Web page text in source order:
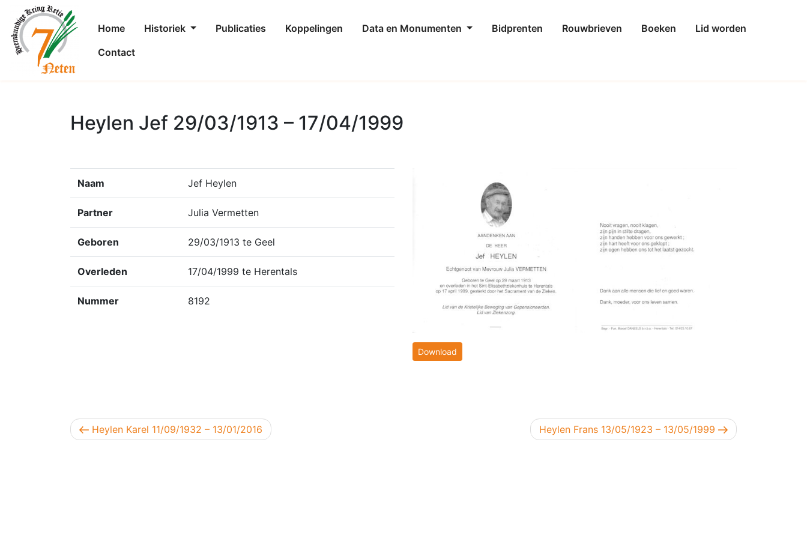
Home Historiek Publicaties Koppelingen Data en Monumenten Bidprenten Rouwbrieven Boeken
Lid worden
Contact
Heylen Jef 29/03/1913 – 17/04/1999
Naam Jef Heylen
Partner Julia Vermetten
Geboren 29/03/1913 te Geel
Overleden 17/04/1999 te Herentals
Nummer 8192
Download
Berichtnavigatie
Vorig bericht
Heylen Karel 11/09/1932 – 13/01/2016 Volgend bericht
Heylen Frans 13/05/1923 – 13/05/1999